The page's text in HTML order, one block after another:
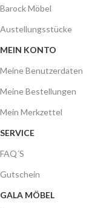
Barock Möbel
Austellungsstücke
MEIN KONTO
Meine Benutzerdaten
Meine Bestellungen
Mein Merkzettel
SERVICE
FAQ´S
Gutschein
GALA MÖBEL